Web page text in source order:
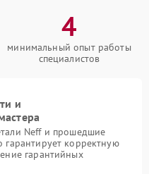
4
минимальный опыт работы
специалистов
и
Neff и прошедшие
гарантирует корректную
гарантийных